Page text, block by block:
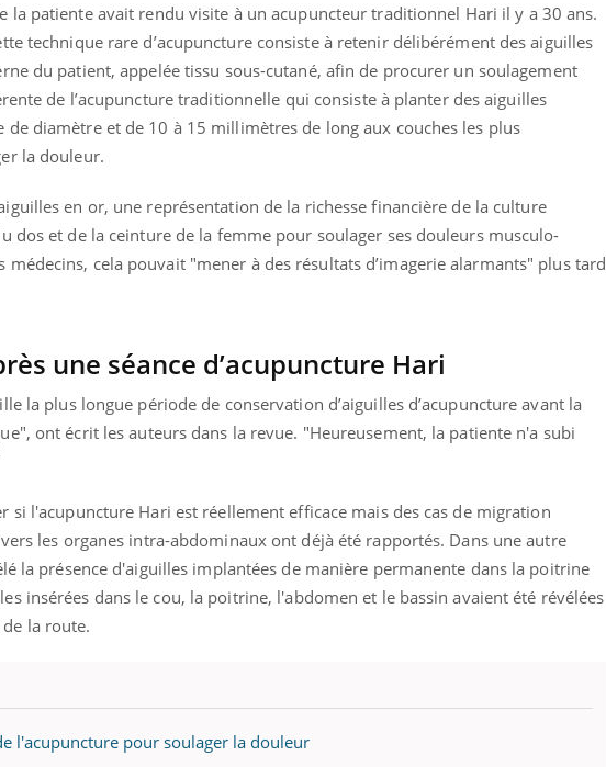
la patiente avait rendu visite à un acupuncteur traditionnel Hari il y a 30 ans.
technique rare d’acupuncture consiste à retenir délibérément des aiguilles
du patient, appelée tissu sous-cutané, afin de procurer un soulagement
de l’acupuncture traditionnelle qui consiste à planter des aiguilles
diamètre et de 10 à 15 millimètres de long aux couches les plus
la douleur.
en or, une représentation de la richesse financière de la culture
dos et de la ceinture de la femme pour soulager ses douleurs musculo-
cela pouvait "mener à des résultats d’imagerie alarmants" plus tard
une séance d’acupuncture Hari
la plus longue période de conservation d’aiguilles d’acupuncture avant la
ont écrit les auteurs dans la revue. "Heureusement, la patiente n'a subi
si l'acupuncture Hari est réellement efficace mais des cas de migration
les organes intra-abdominaux ont déjà été rapportés. Dans une autre
la présence d'aiguilles implantées de manière permanente dans la poitrine
insérées dans le cou, la poitrine, l'abdomen et le bassin avaient été révélées
de la route.
l'acupuncture pour soulager la douleur